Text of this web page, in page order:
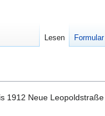
1912 Neue
Lesen